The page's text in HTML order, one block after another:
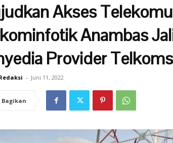
Akses
Anambas
Provider
- Juni 11, 2022
Bagikan